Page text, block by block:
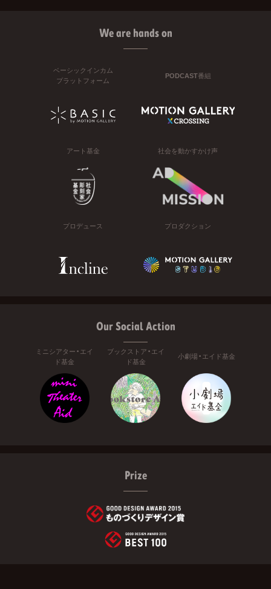
We are hands on
ベーシックインカム
プラットフォーム
PODCAST番組
アート基金 社会を動かすかけ声
プロデュース プロダクション
Our Social Action
ミニシアター・エイ
ド基金
ブックストア・エイ
ド基金
小劇場・エイド基金
Prize